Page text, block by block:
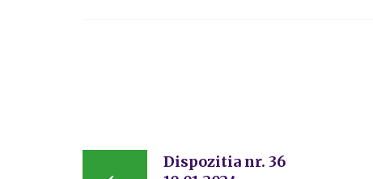
Dispozitia nr. 36